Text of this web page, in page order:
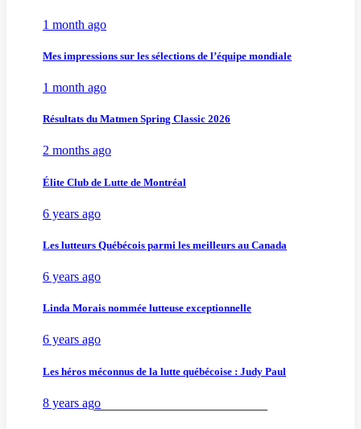
1 month ago
Mes impressions sur les sélections de l’équipe mondiale
1 month ago
Résultats du Matmen Spring Classic 2026
2 months ago
Élite Club de Lutte de Montréal
6 years ago
Les lutteurs Québécois parmi les meilleurs au Canada
6 years ago
Linda Morais nommée lutteuse exceptionnelle
6 years ago
Les héros méconnus de la lutte québécoise : Judy Paul
8 years ago